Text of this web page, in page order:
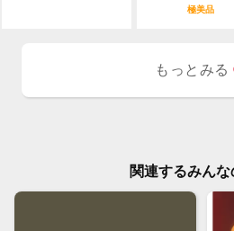
極美品
もっとみる
関連するみん